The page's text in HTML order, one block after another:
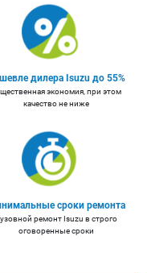
дилера Isuzu до 55%
экономия, при этом
качество не ниже
сроки ремонта
ремонт Isuzu в строго
оговоренные сроки